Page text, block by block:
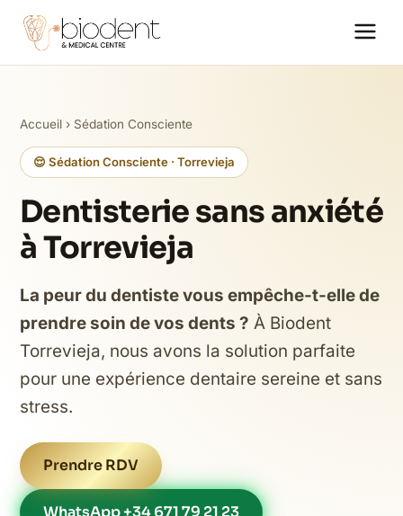
Accueil › Sédation Consciente
😌 Sédation Consciente · Torrevieja
Dentisterie sans anxiété
à Torrevieja
La peur du dentiste vous empêche-t-elle de
prendre soin de vos dents ? À Biodent
Torrevieja, nous avons la solution parfaite
pour une expérience dentaire sereine et sans
stress.
Prendre RDV
WhatsApp +34 671 79 21 23